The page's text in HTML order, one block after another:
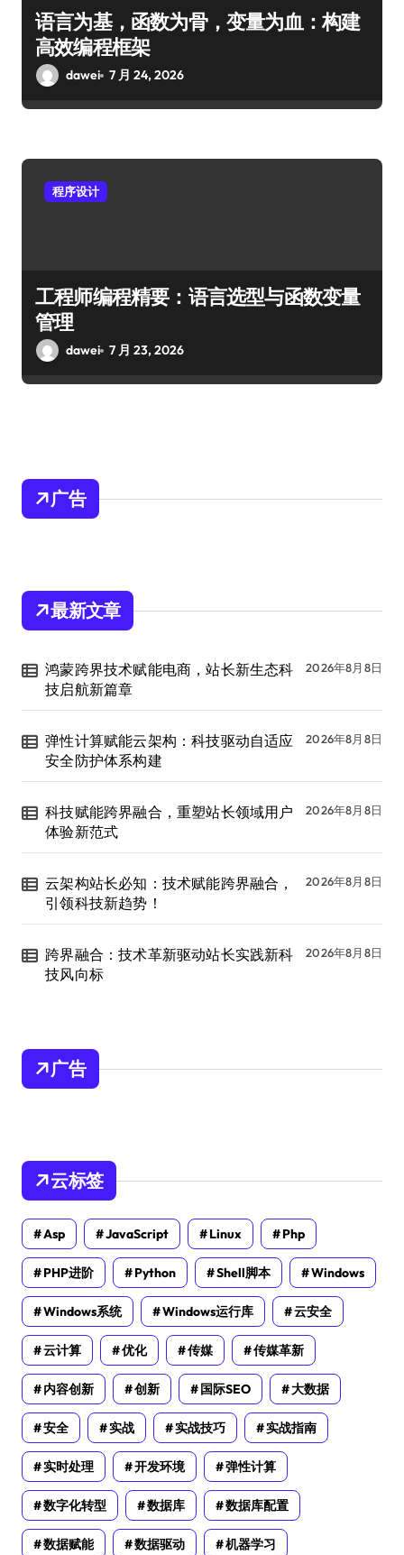
语言为基，函数为骨，变量为血：构建
高效编程框架
dawei 7 月 24, 2026
程序设计
工程师编程精要：语言选型与函数变量
管理
dawei 7 月 23, 2026
广告
最新文章
鸿蒙跨界技术赋能电商，站长新生态科
技启航新篇章
2026年8月8日
弹性计算赋能云架构：科技驱动自适应
安全防护体系构建
2026年8月8日
科技赋能跨界融合，重塑站长领域用户
体验新范式
2026年8月8日
云架构站长必知：技术赋能跨界融合，
引领科技新趋势！
2026年8月8日
跨界融合：技术革新驱动站长实践新科
技风向标
2026年8月8日
广告
云标签
Asp JavaScript Linux Php
PHP进阶 Python Shell脚本 Windows
Windows系统 Windows运行库 云安全
云计算 优化 传媒 传媒革新
内容创新 创新 国际SEO 大数据
安全 实战 实战技巧 实战指南
实时处理 开发环境 弹性计算
数字化转型 数据库 数据库配置
数据赋能 数据驱动 机器学习